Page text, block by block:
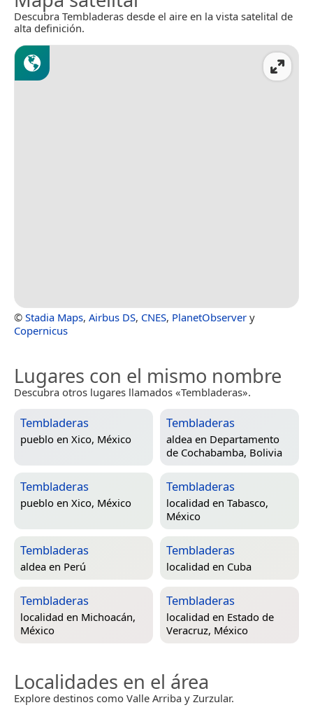
Descubra Tembladeras desde el aire en la vista satelital de
alta definición.
© Stadia Maps, Airbus DS, CNES, PlanetObserver y
Copernicus
Lugares con el mismo nombre
Descubra otros lugares llamados «Tembladeras».
Tembladeras
pueblo en Xico, México
Tembladeras
aldea en Departamento
de Cochabamba, Bolivia
Tembladeras
pueblo en Xico, México
Tembladeras
localidad en Tabasco,
México
Tembladeras
aldea en Perú
Tembladeras
localidad en Cuba
Tembladeras
localidad en Michoacán,
México
Tembladeras
localidad en Estado de
Veracruz, México
Localidades en el área
Explore destinos como Valle Arriba y Zurzular.